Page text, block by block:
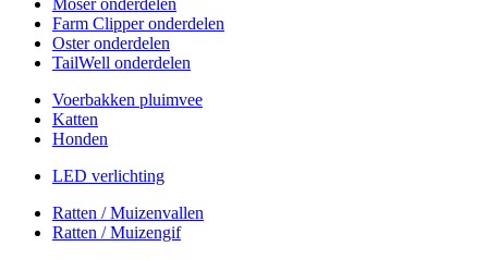
Moser onderdelen
Farm Clipper onderdelen
Oster onderdelen
TailWell onderdelen
Voerbakken pluimvee
Katten
Honden
LED verlichting
Ratten / Muizenvallen
Ratten / Muizengif